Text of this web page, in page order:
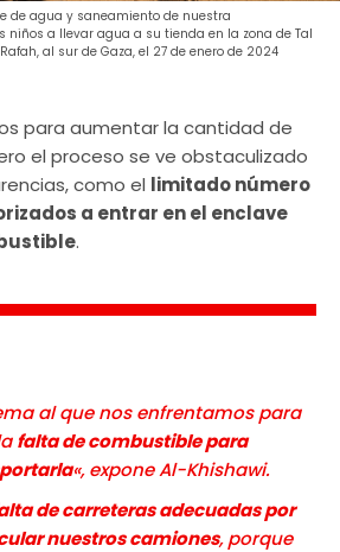
de agua y saneamiento de nuestra
niños a llevar agua a su tienda en la zona de Tal
al sur de Gaza, el 27 de enero de 2024
para aumentar la cantidad de
el proceso se ve obstaculizado
como el limitado número
a entrar en el enclave
.
al que nos enfrentamos para
falta de combustible para
«, expone Al-Khishawi.
de carreteras adecuadas por
nuestros camiones, porque